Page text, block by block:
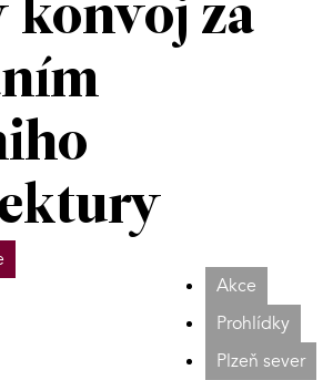
konvoj za
Akce
Prohlídky
Plzeň sever